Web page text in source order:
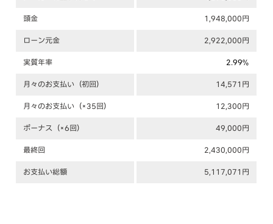
頭金
1,948,000円
ローン元金
2,922,000円
実質年率
2.99%
月々のお支払い（初回）
14,571円
月々のお支払い（×35回）
12,300円
ボーナス（×6回）
49,000円
最終回
2,430,000円
お支払い総額
5,117,071円